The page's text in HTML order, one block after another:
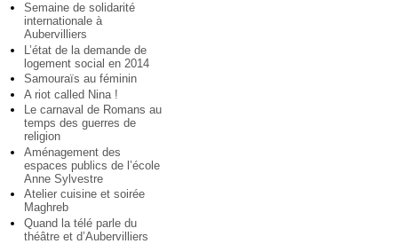
Semaine de solidarité
internationale à
Aubervilliers
L’état de la demande de
logement social en 2014
Samouraïs au féminin
A riot called Nina !
Le carnaval de Romans au
temps des guerres de
religion
Aménagement des
espaces publics de l’école
Anne Sylvestre
Atelier cuisine et soirée
Maghreb
Quand la télé parle du
théâtre et d’Aubervilliers